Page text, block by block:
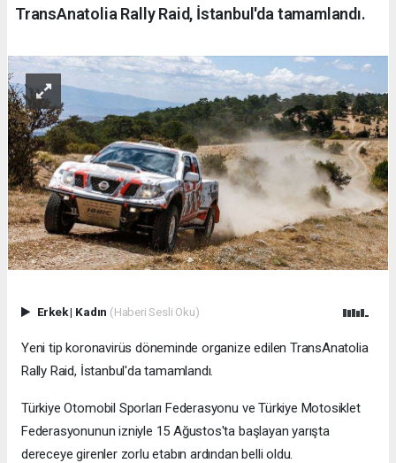
TransAnatolia Rally Raid, İstanbul'da tamamlandı.
Erkek| Kadın (Haberi Sesli Oku)
Yeni tip koronavirüs döneminde organize edilen TransAnatolia
Rally Raid, İstanbul'da tamamlandı.
Türkiye Otomobil Sporları Federasyonu ve Türkiye Motosiklet
Federasyonunun izniyle 15 Ağustos'ta başlayan yarışta
dereceye girenler zorlu etabın ardından belli oldu.